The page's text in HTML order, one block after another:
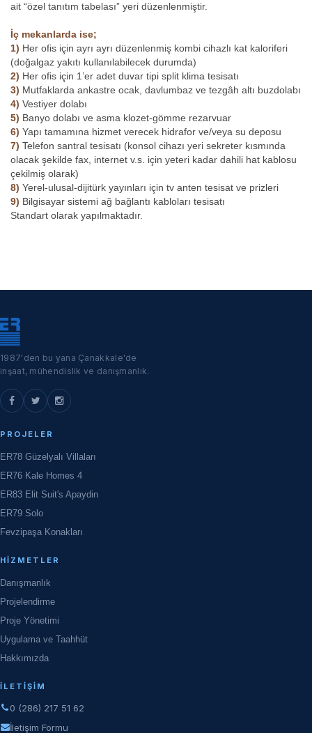
ait “özel tanıtım tabelası” yeri düzenlenmiştir.
İç mekanlarda ise;
1) Her ofis için ayrı ayrı düzenlenmiş kombi cihazlı kat kaloriferi
(doğalgaz yakıtı kullanılabilecek durumda)
2) Her ofis için 1’er adet duvar tipi split klima tesisatı
3) Mutfaklarda ankastre ocak, davlumbaz ve tezgâh altı buzdolabı
4) Vestiyer dolabı
5) Banyo dolabı ve asma klozet-gömme rezarvuar
6) Yapı tamamına hizmet verecek hidrafor ve/veya su deposu
7) Telefon santral tesisatı (konsol cihazı yeri sekreter kısmında
olacak şekilde fax, internet v.s. için yeteri kadar dahili hat kablosu
çekilmiş olarak)
8) Yerel-ulusal-dijitürk yayınları için tv anten tesisat ve prizleri
9) Bilgisayar sistemi ağ bağlantı kabloları tesisatı
Standart olarak yapılmaktadır.
1987'den bu yana Çanakkale'de
inşaat, mühendislik ve danışmanlık.
PROJELER
ER78 Güzelyalı Villaları
ER76 Kale Homes 4
ER83 Elit Suit's Apaydin
ER79 Solo
Fevzipaşa Konakları
HIZMETLER
Danışmanlık
Projelendirme
Proje Yönetimi
Uygulama ve Taahhüt
Hakkımızda
İLETIŞIM
0 (286) 217 51 62
İletişim Formu